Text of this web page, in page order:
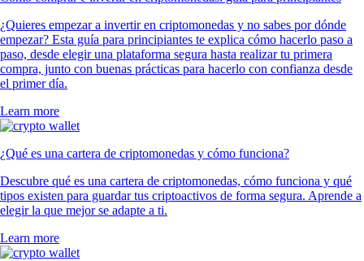
¿Quieres empezar a invertir en criptomonedas y no sabes por dónde
empezar? Esta guía para principiantes te explica cómo hacerlo paso a
paso, desde elegir una plataforma segura hasta realizar tu primera
compra, junto con buenas prácticas para hacerlo con confianza desde
el primer día.
Learn more
¿Qué es una cartera de criptomonedas y cómo funciona?
Descubre qué es una cartera de criptomonedas, cómo funciona y qué
tipos existen para guardar tus criptoactivos de forma segura. Aprende a
elegir la que mejor se adapte a ti.
Learn more